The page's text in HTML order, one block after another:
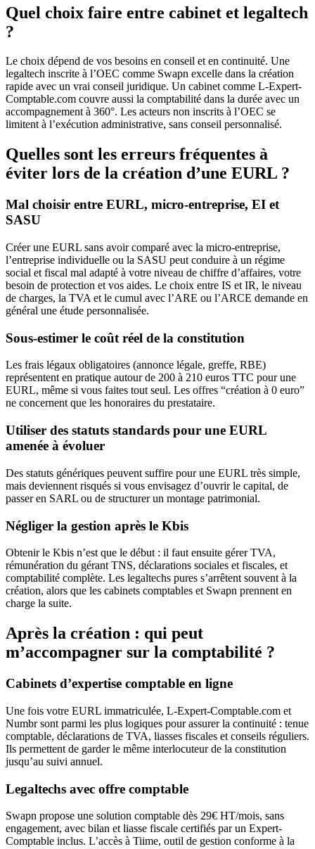
Quel choix faire entre cabinet et legaltech
?
Le choix dépend de vos besoins en conseil et en continuité. Une
legaltech inscrite à l’OEC comme Swapn excelle dans la création
rapide avec un vrai conseil juridique. Un cabinet comme L-Expert-
Comptable.com couvre aussi la comptabilité dans la durée avec un
accompagnement à 360°. Les acteurs non inscrits à l’OEC se
limitent à l’exécution administrative, sans conseil personnalisé.
Quelles sont les erreurs fréquentes à
éviter lors de la création d’une EURL ?
Mal choisir entre EURL, micro-entreprise, EI et
SASU
Créer une EURL sans avoir comparé avec la micro-entreprise,
l’entreprise individuelle ou la SASU peut conduire à un régime
social et fiscal mal adapté à votre niveau de chiffre d’affaires, votre
besoin de protection et vos aides. Le choix entre IS et IR, le niveau
de charges, la TVA et le cumul avec l’ARE ou l’ARCE demande en
général une étude personnalisée.
Sous-estimer le coût réel de la constitution
Les frais légaux obligatoires (annonce légale, greffe, RBE)
représentent en pratique autour de 200 à 210 euros TTC pour une
EURL, même si vous faites tout seul. Les offres “création à 0 euro”
ne concernent que les honoraires du prestataire.
Utiliser des statuts standards pour une EURL
amenée à évoluer
Des statuts génériques peuvent suffire pour une EURL très simple,
mais deviennent risqués si vous envisagez d’ouvrir le capital, de
passer en SARL ou de structurer un montage patrimonial.
Négliger la gestion après le Kbis
Obtenir le Kbis n’est que le début : il faut ensuite gérer TVA,
rémunération du gérant TNS, déclarations sociales et fiscales, et
comptabilité complète. Les legaltechs pures s’arrêtent souvent à la
création, alors que les cabinets comptables et Swapn prennent en
charge la suite.
Après la création : qui peut
m’accompagner sur la comptabilité ?
Cabinets d’expertise comptable en ligne
Une fois votre EURL immatriculée, L-Expert-Comptable.com et
Numbr sont parmi les plus logiques pour assurer la continuité : tenue
comptable, déclarations de TVA, liasses fiscales et conseils réguliers.
Ils permettent de garder le même interlocuteur de la constitution
jusqu’au suivi annuel.
Legaltechs avec offre comptable
Swapn propose une solution comptable dès 29€ HT/mois, sans
engagement, avec bilan et liasse fiscale certifiés par un Expert-
Comptable inclus. L’accès à Tiime, outil de gestion conforme à la